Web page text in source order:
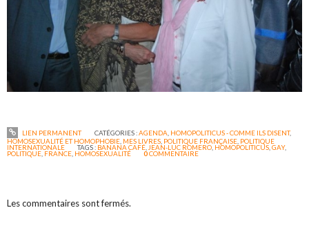
LIEN PERMANENT CATÉGORIES :AGENDA HOMOPOLITICUS - COMME ILS DISENT,
HOMOSEXUALITÉ ET HOMOPHOBIE MES LIVRES POLITIQUE FRANÇAISE POLITIQUE
INTERNATIONALE TAGS : BANANA CAFÉ JEAN-LUC ROMERO HOMOPOLITICUS ,GAY,
POLITIQUE FRANCE HOMOSEXUALITÉ 0COMMENTAIRE
Les commentaires sont fermés.